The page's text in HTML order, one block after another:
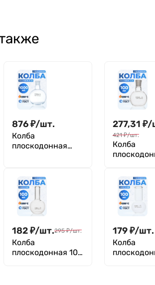
876₽/шт.
Колба
плоскодонная
277,31 ₽/
421 ₽/шт.
Колба
182₽/шт.295 ₽/шт.
Колба
плоскодонная 100
179₽/шт.
Колба